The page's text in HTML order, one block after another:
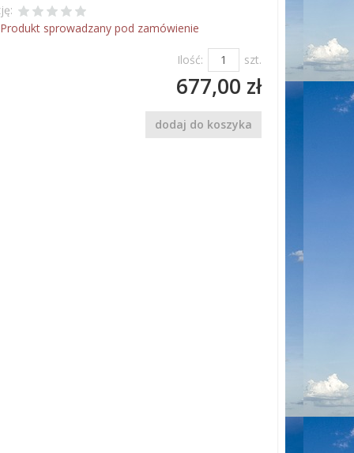
Produkt sprowadzany pod zamówienie
Ilość: szt.
677,00 zł
dodaj do koszyka